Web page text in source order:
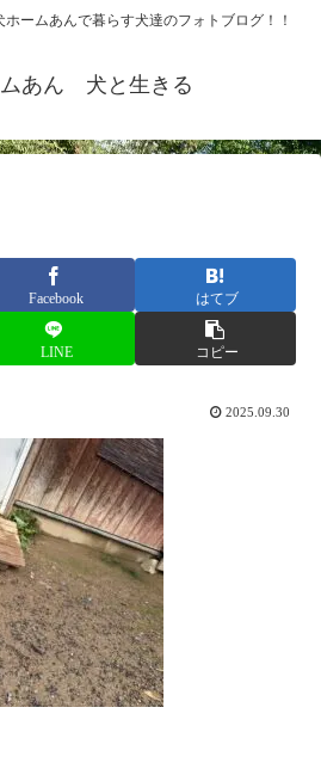
ームあんで暮らす犬達のフォトブログ！！
あん 犬と生きる
Facebook はてブ
LINE コピー
2025.09.30